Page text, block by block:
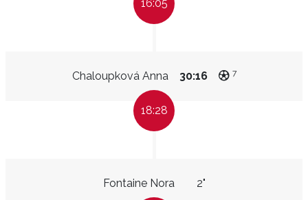
16:05
Chaloupková Anna 30:16 7
18:28
Fontaine Nora 2"